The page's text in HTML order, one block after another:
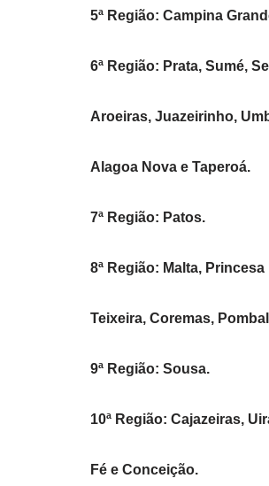
5ª Região: Campina
6ª Região: Prata, Sumé,
Aroeiras, Juazeirinho,
Alagoa Nova e Taperoá.
7ª Região: Patos.
8ª Região: Malta,
Teixeira, Coremas,
9ª Região: Sousa.
10ª Região: Cajazeiras,
Fé e Conceição.